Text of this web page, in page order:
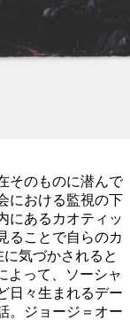
そのものに潜んで
における監視の下
にあるカオティッ
ることで自らのカ
気づかされると
よって、ソーシャ
日々生まれるデー
。ジョージ＝オー